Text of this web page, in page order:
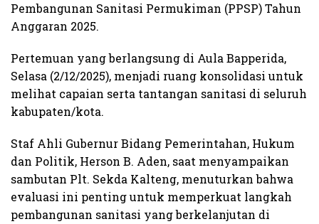
Pembangunan Sanitasi Permukiman (PPSP) Tahun
Anggaran 2025.
Pertemuan yang berlangsung di Aula Bapperida,
Selasa (2/12/2025), menjadi ruang konsolidasi untuk
melihat capaian serta tantangan sanitasi di seluruh
kabupaten/kota.
Staf Ahli Gubernur Bidang Pemerintahan, Hukum
dan Politik, Herson B. Aden, saat menyampaikan
sambutan Plt. Sekda Kalteng, menuturkan bahwa
evaluasi ini penting untuk memperkuat langkah
pembangunan sanitasi yang berkelanjutan di